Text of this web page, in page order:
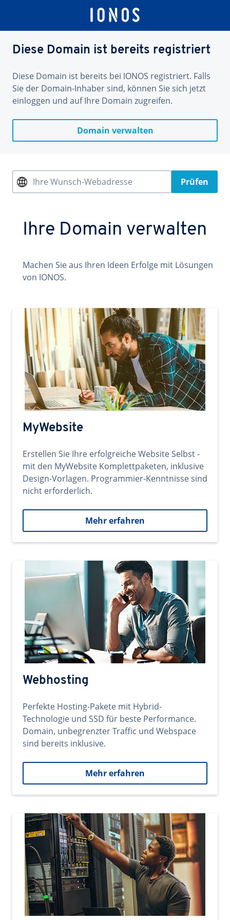
Diese Domain ist bereits registriert
Diese Domain ist bereits bei IONOS registriert. Falls
Sie der Domain-Inhaber sind, können Sie sich jetzt
einloggen und auf Ihre Domain zugreifen.
Domain verwalten
Ihre Wunsch-Webadresse Prüfen
Ihre Domain verwalten
Machen Sie aus Ihren Ideen Erfolge mit Lösungen
von IONOS.
MyWebsite
Erstellen Sie Ihre erfolgreiche Website Selbst -
mit den MyWebsite Komplettpaketen, inklusive
Design-Vorlagen. Programmier-Kenntnisse sind
nicht erforderlich.
Mehr erfahren
Webhosting
Perfekte Hosting-Pakete mit Hybrid-
Technologie und SSD für beste Performance.
Domain, unbegrenzter Traffic und Webspace
sind bereits inklusive.
Mehr erfahren